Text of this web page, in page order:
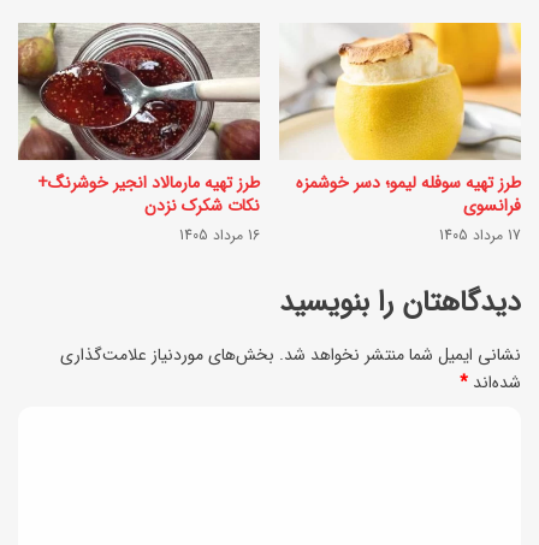
ی
م
غ
ذ
ا
ی
ش
و
ک
ا
ه
ا
ن
طرز تهیه سوفله لیمو؛ دسر خوشمزه
فرانسوی
17 مرداد 1405
طرز تهیه مارمالاد انجیر خوشرنگ+
نکات شکرک نزدن
16 مرداد 1405
دیدگاهتان را بنویسید
نشانی ایمیل شما منتشر نخواهد شد. بخش‌های موردنیاز علامت‌گذاری
شده‌اند *